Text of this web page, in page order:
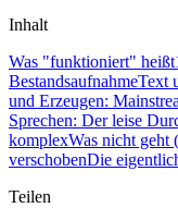
Inhalt
Was "funktioniert" heißt
BestandsaufnahmeText
und Erzeugen:
Sprechen: Der leise
komplexWas nicht geht
verschobenDie
Teilen